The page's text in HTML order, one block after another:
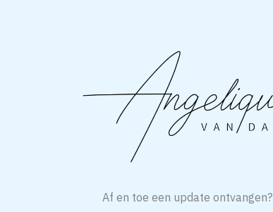
Af en toe een update ontvangen?